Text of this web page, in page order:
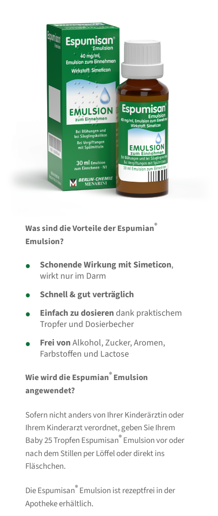
Was sind die Vorteile der Espumian®
Emulsion?
Schonende Wirkung mit Simeticon,
wirkt nur im Darm
Schnell & gut verträglich
Einfach zu dosieren dank praktischem
Tropfer und Dosierbecher
Frei vonAlkohol, Zucker, Aromen,
Farbstoffen und Lactose
Wie wird die Espumian® Emulsion
angewendet?
Sofern nicht anders von Ihrer Kinderärztin oder
Ihrem Kinderarzt verordnet, geben Sie Ihrem
Baby 25 Tropfen Espumisan® Emulsion vor oder
nach dem Stillen per Löffel oder direkt ins
Fläschchen.
Die Espumisan® Emulsion ist rezeptfrei in der
Apotheke erhältlich.